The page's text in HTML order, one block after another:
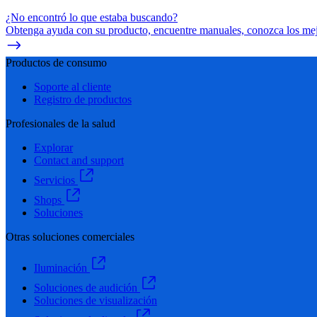
¿No encontró lo que estaba buscando?
Obtenga ayuda con su producto, encuentre manuales, conozca los
Productos de consumo
Soporte al cliente
Registro de productos
Profesionales de la salud
Explorar
Contact and support
Servicios
Shops
Soluciones
Otras soluciones comerciales
Iluminación
Soluciones de audición
Soluciones de visualización